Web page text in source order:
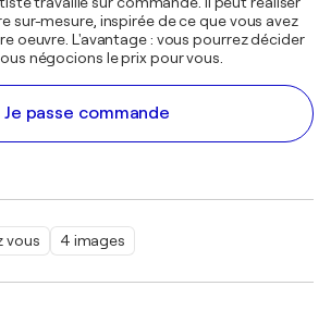
vous 4 images
sur-mesure, inspirée de ce que vous avez
oeuvre. L'avantage : vous pourrez décider
négocions le prix pour vous.
Je passe commande